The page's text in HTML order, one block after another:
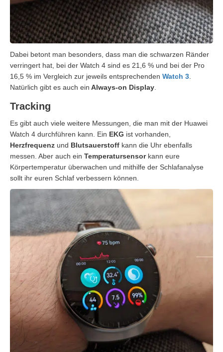
Dabei betont man besonders, dass man die schwarzen Ränder
verringert hat, bei der Watch 4 sind es 21,6 % und bei der Pro
16,5 % im Vergleich zur jeweils entsprechenden Watch 3
Natürlich gibt es auch ein Always-on Display
Tracking
Es gibt auch viele weitere Messungen, die man mit der Huawei
Watch 4 durchführen kann. Ein EKG ist vorhanden,
Herzfrequenz und Blutsauerstoff kann die Uhr ebenfalls
messen. Aber auch ein Temperatursensorkann eure
Körpertemperatur überwachen und mithilfe der Schlafanalyse
sollt ihr euren Schlaf verbessern können.